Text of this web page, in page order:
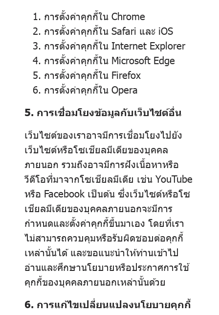
การตั้งค่าคุกกี้ใน Chrome
การตั้งค่าคุกกี้ใน Safari และ iOS
การตั้งค่าคุกกี้ใน Internet Explorer
การตั้งค่าคุกกี้ใน Microsoft Edge
การตั้งค่าคุกกี้ใน Firefox
การตั้งค่าคุกกี้ใน Opera
5. การเชื่อมโยงข้อมูลกับเว็บไซต์อื่น
เว็บไซต์ของเราอาจมีการเชื่อมโยงไปยัง
เว็บไซต์หรือโซเชียลมีเดียของบุคคล
ภายนอก รวมถึงอาจมีการฝังเนื้อหาหรือ
วีดีโอที่มาจากโซเชียลมีเดีย เช่น YouTube
หรือ Facebook เป็นต้น ซึ่งเว็บไซต์หรือโซ
เชียลมีเดียของบุคคลภายนอกจะมีการ
กำหนดและตั้งค่าคุกกี้ขึ้นมาเอง โดยที่เรา
ไม่สามารถควบคุมหรือรับผิดชอบต่อคุกกี้
เหล่านั้นได้ และขอแนะนำให้ท่านเข้าไป
อ่านและศึกษานโยบายหรือประกาศการใช้
คุกกี้ของบุคคลภายนอกเหล่านั้นด้วย
6. การแก้ไขเปลี่ยนแปลงนโยบายคุกกี้